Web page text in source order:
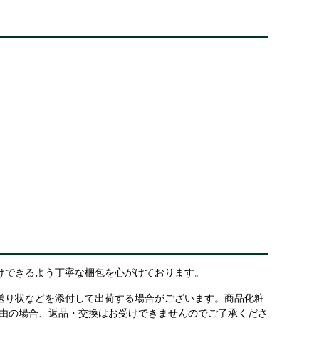
きるよう丁寧な梱包を心がけております。
状などを添付して出荷する場合がございます。商品化粧
場合、返品・交換はお受けできませんのでご了承くださ